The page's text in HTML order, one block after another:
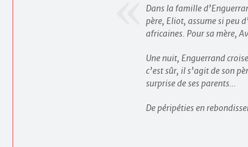
Dans la famille
père, Eliot, assume si peu
africaines. Pour sa mère,
Une nuit, Enguerrand
c’est sûr, il s’agit de son
surprise de ses parents…
De péripéties en